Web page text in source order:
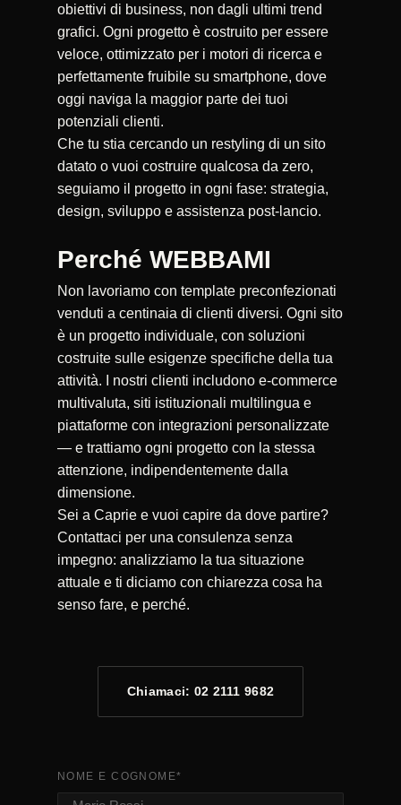
obiettivi di business, non dagli ultimi trend
grafici. Ogni progetto è costruito per essere
veloce, ottimizzato per i motori di ricerca e
perfettamente fruibile su smartphone, dove
oggi naviga la maggior parte dei tuoi
potenziali clienti.
Che tu stia cercando un restyling di un sito
datato o vuoi costruire qualcosa da zero,
seguiamo il progetto in ogni fase: strategia,
design, sviluppo e assistenza post-lancio.
Perché WEBBAMI
Non lavoriamo con template preconfezionati
venduti a centinaia di clienti diversi. Ogni sito
è un progetto individuale, con soluzioni
costruite sulle esigenze specifiche della tua
attività. I nostri clienti includono e-commerce
multivaluta, siti istituzionali multilingua e
piattaforme con integrazioni personalizzate
— e trattiamo ogni progetto con la stessa
attenzione, indipendentemente dalla
dimensione.
Sei a Caprie e vuoi capire da dove partire?
Contattaci per una consulenza senza
impegno: analizziamo la tua situazione
attuale e ti diciamo con chiarezza cosa ha
senso fare, e perché.
Chiamaci: 02 2111 9682
NOME E COGNOME*